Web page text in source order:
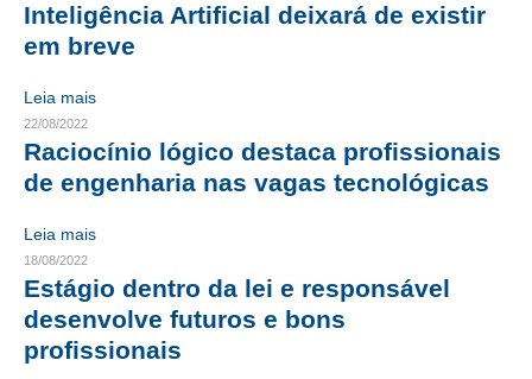
FIQUE POR DENTRO
EMPREGO E ESTÁGIO
CARREIRA
AUTÔNOMOS E SERVIÇOS
NEWSLETTER
Inteligência Artificial deixará de existir
em breve
Leia mais
22/08/2022
Raciocínio lógico destaca profissionais
de engenharia nas vagas tecnológicas
Leia mais
18/08/2022
Estágio dentro da lei e responsável
desenvolve futuros e bons
profissionais